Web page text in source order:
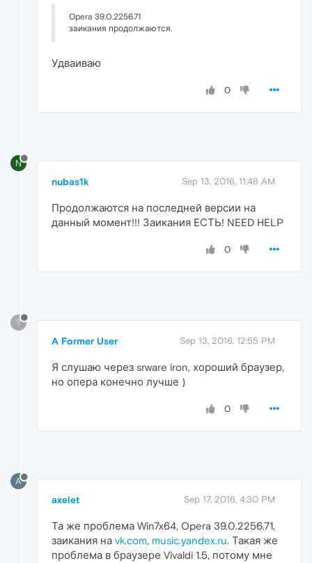
Opera 39.0.2256.71
заикания продолжаются.
Удваиваю
0
N
nubas1k Sep 13, 2016, 11:48 AM
Продолжаются на последней версии на
данный момент!!! Заикания ЕСТЬ! NEED HELP
0
?
A Former User Sep 13, 2016, 12:55 PM
Я слушаю через srware iron, хороший браузер,
но опера конечно лучше )
0
A
axelet Sep 17, 2016, 4:30 PM
Та же проблема Win7x64, Opera 39.0.2256.71,
заикания на vk.com, music.yandex.ru. Такая же
проблема в браузере Vivaldi 1.5, потому мне